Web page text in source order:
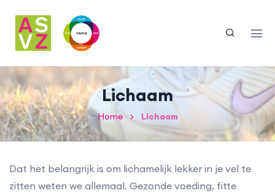
Lichaam
Home Lichaam
Dat het belangrijk is om lichamelijk lekker in je vel te
zitten weten we allemaal. Gezonde voeding, fitte